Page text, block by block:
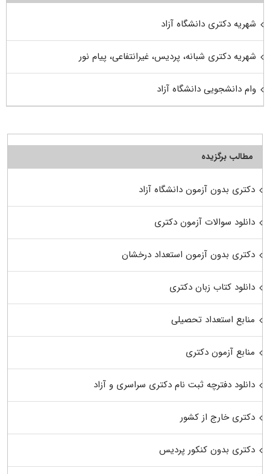
شهریه دکتری دانشگاه آزاد
شهریه دکتری شبانه، پردیس، غیرانتفاعی، پیام نور
وام دانشجویی دانشگاه آزاد
مطالب برگزیده
دکتری بدون آزمون دانشگاه آزاد
دانلود سوالات آزمون دکتری
دکتری بدون آزمون استعداد درخشان
دانلود کتاب زبان دکتری
منابع استعداد تحصیلی
منابع آزمون دکتری
دانلود دفترچه ثبت نام دکتری سراسری و آزاد
دکتری خارج از کشور
دکتری بدون کنکور پردیس